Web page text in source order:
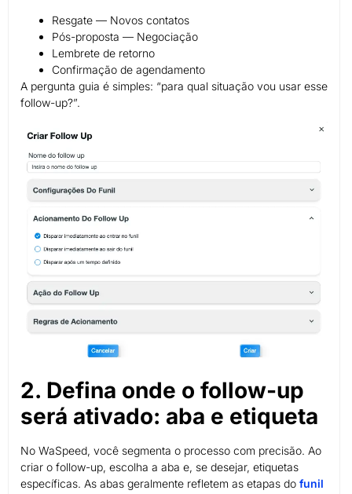
Resgate — Novos contatos
Pós-proposta — Negociação
Lembrete de retorno
Confirmação de agendamento
A pergunta guia é simples: “para qual situação vou usar esse
follow-up?”.
2. Defina onde o follow-up
será ativado: aba e etiqueta
No WaSpeed, você segmenta o processo com precisão. Ao
criar o follow-up, escolha a aba e, se desejar, etiquetas
específicas. As abas geralmente refletem as etapas do funil